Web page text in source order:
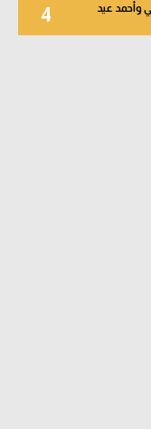
4 وأحمد عيد